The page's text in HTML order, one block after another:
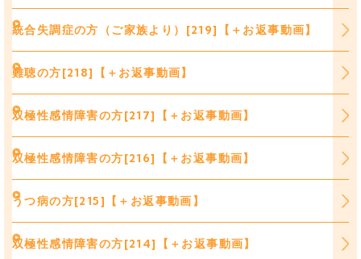
統合失調症の方（ご家族より）[219]【＋お返事動画】
難聴の方[218]【＋お返事動画】
双極性感情障害の方[217]【＋お返事動画】
双極性感情障害の方[216]【＋お返事動画】
うつ病の方[215]【＋お返事動画】
双極性感情障害の方[214]【＋お返事動画】